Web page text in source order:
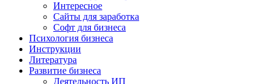
Интересное
Сайты для заработка
Софт для бизнеса
Психология бизнеса
Инструкции
Литература
Развитие бизнеса
Деятельность ИП